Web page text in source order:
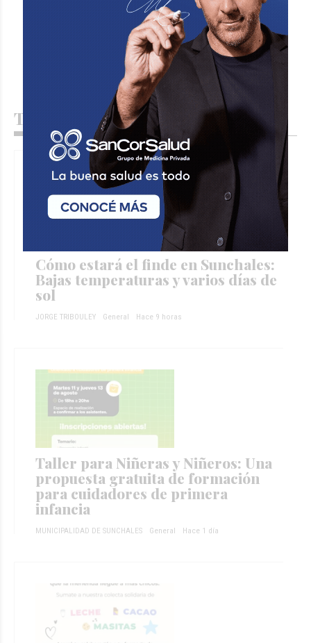
Te puede interesar
Cómo estará el finde en Sunchales:
Bajas temperaturas y varios días de
sol
JORGE TRIBOULEY General Hace 9 horas
Taller para Niñeras y Niñeros: Una
propuesta gratuita de formación
para cuidadores de primera
infancia
MUNICIPALIDAD DE SUNCHALES General Hace 1 día